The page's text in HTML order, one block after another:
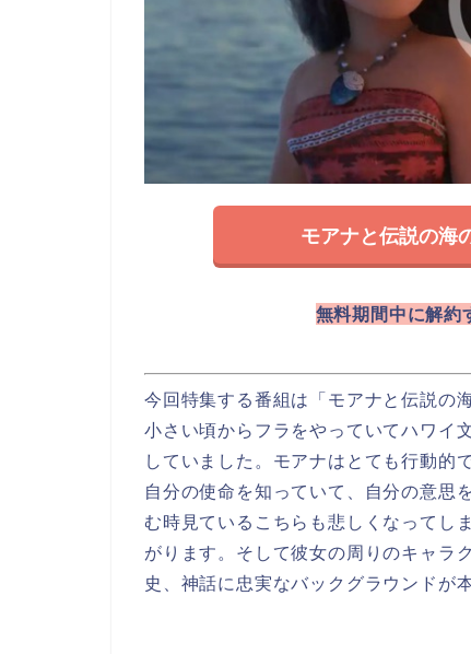
モアナと伝説の海
無料期間中に解約
今回特集する番組は「モアナと伝説の海
小さい頃からフラをやっていてハワイ
していました。モアナはとても行動的
自分の使命を知っていて、自分の意思
む時見ているこちらも悲しくなってし
がります。そして彼女の周りのキャラ
史、神話に忠実なバックグラウンドが